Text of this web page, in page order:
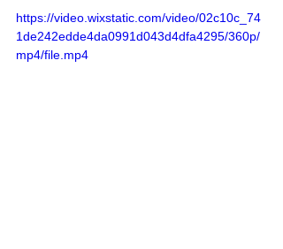
https://video.wixstatic.com/video/02c10c_74
1de242edde4da0991d043d4dfa4295/360p/
mp4/file.mp4